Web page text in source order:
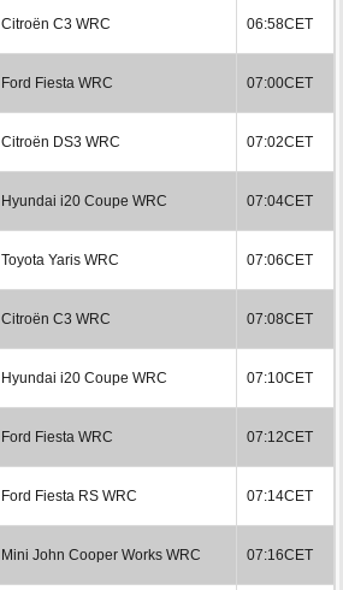
Citroën C3 WRC 06:58CET
Ford Fiesta WRC 07:00CET
Citroën DS3 WRC 07:02CET
Hyundai i20 Coupe WRC 07:04CET
Toyota Yaris WRC 07:06CET
Citroën C3 WRC 07:08CET
Hyundai i20 Coupe WRC 07:10CET
Ford Fiesta WRC 07:12CET
Ford Fiesta RS WRC 07:14CET
Mini John Cooper Works WRC 07:16CET